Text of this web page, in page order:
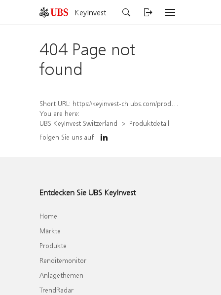
KeyInvest
404 Page not
found
Short URL: https://keyinvest-ch.ubs.com/produkt/detail/index/isin/CH1577908093
You are here:
UBS KeyInvest Switzerland
Produktdetail
Folgen Sie uns auf
Entdecken Sie UBS KeyInvest
Home
Märkte
Produkte
Renditemonitor
Anlagethemen
TrendRadar